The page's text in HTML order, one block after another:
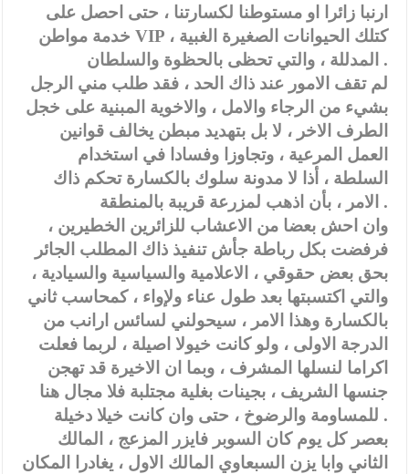
ارنبا زائرا او مستوطنا لكسارتنا ، حتى احصل على
خدمة مواطن VIP ، كتلك الحيوانات الصغيرة الغبية
المدللة ، والتي تحظى بالحظوة والسلطان .
لم تقف الامور عند ذاك الحد ، فقد طلب مني الرجل
بشيء من الرجاء والامل ، والاخوية المبنية على خجل
الطرف الاخر ، لا بل بتهديد مبطن يخالف قوانين
العمل المرعية ، وتجاوزا وفسادا في استخدام
السلطة ، أذا لا مدونة سلوك بالكسارة تحكم ذاك
الامر ، بأن اذهب لمزرعة قريبة بالمنطقة .
وان احش بعضا من الاعشاب للزائرين الخطيرين ،
فرفضت بكل رباطة جأش تنفيذ ذاك المطلب الجائر
بحق بعض حقوقي ، الاعلامية والسياسية والسيادية ،
والتي اكتسبتها بعد طول عناء ولإواء ، كمحاسب ثاني
بالكسارة وهذا الامر ، سيحولني لسائس ارانب من
الدرجة الاولى ، ولو كانت خيولا اصيلة ، لربما فعلت
اكراما لنسلها المشرف ، وبما ان الاخيرة قد تهجن
جنسها الشريف ، بجينات بغلية مجتلبة فلا مجال هنا
للمساومة والرضوخ ، حتى وان كانت خيلا دخيلة .
بعصر كل يوم كان السوبر فايزر المزعج ، المالك
الثاني وابا يزن السبعاوي المالك الاول ، يغادرا المكان